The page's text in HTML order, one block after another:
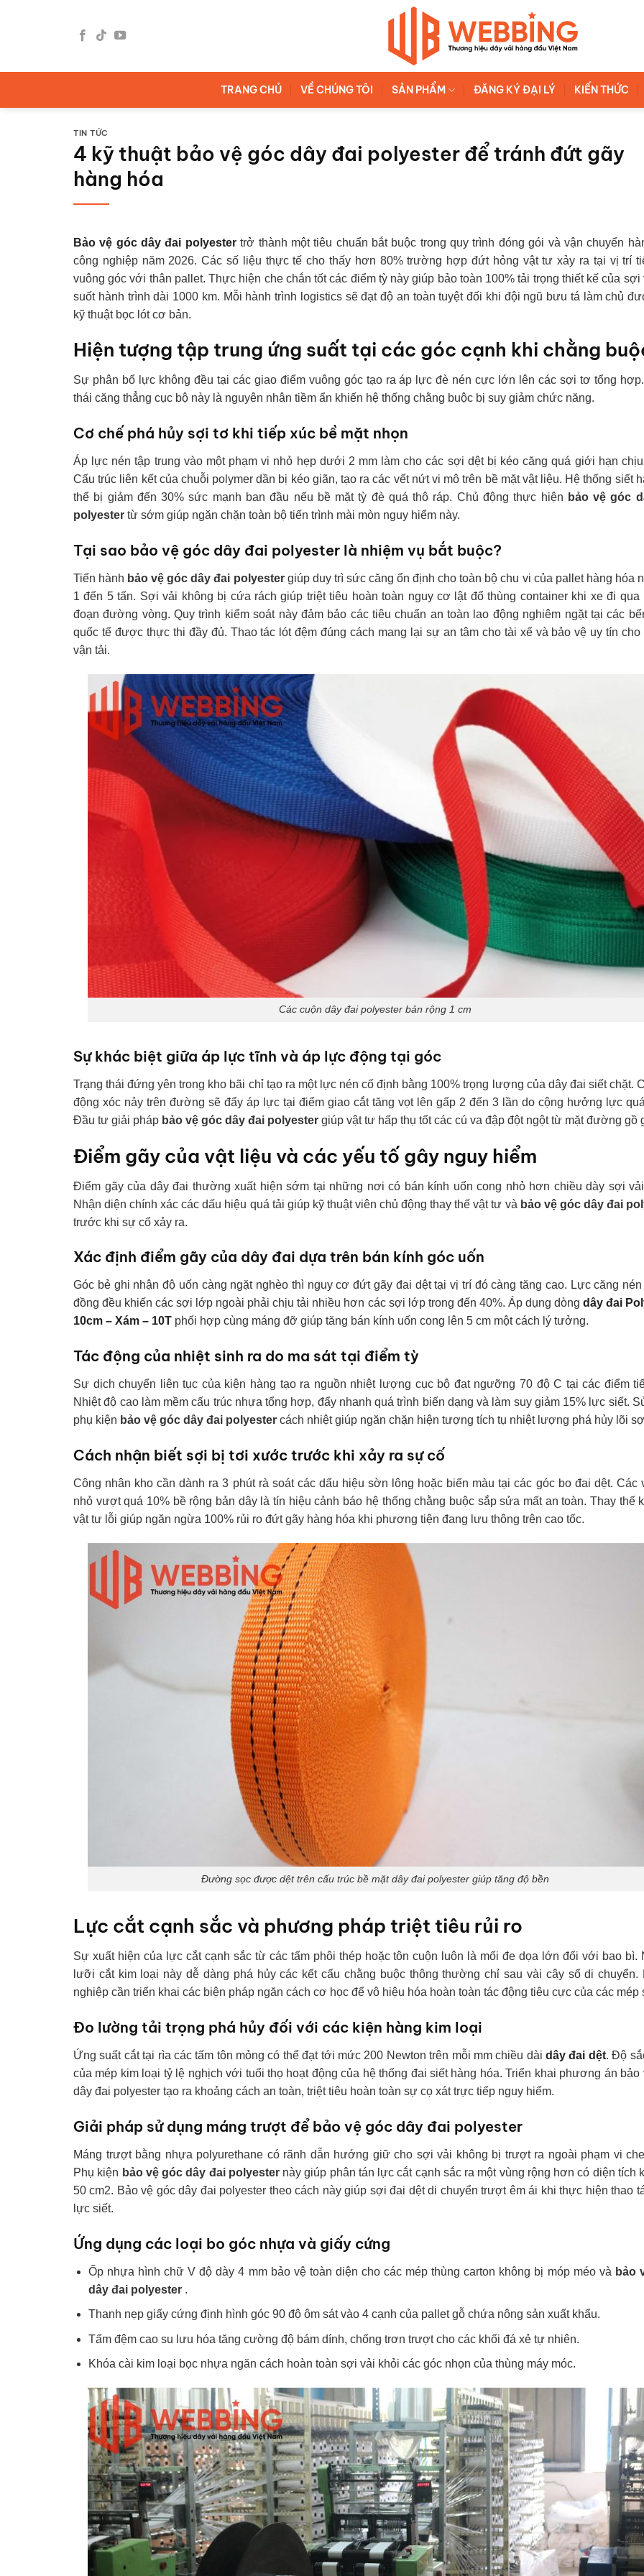
TRANG CHỦ VỀ CHÚNG TÔI SẢN PHẨM ĐĂNG KÝ ĐẠI LÝ KIẾN THỨC
TIN TỨC
4 kỹ thuật bảo vệ góc dây đai polyester để tránh đứt gãy
hàng hóa
Bảo vệ góc dây đai polyestertrở thành một tiêu chuẩn bắt buộc trong quy trình đóng gói và vận chuyển
công nghiệp năm 2026. Các số liệu thực tế cho thấy hơn 80% trường hợp đứt hỏng vật tư xảy ra tại vị trí
vuông góc với thân pallet. Thực hiện che chắn tốt các điểm tỳ này giúp bảo toàn 100% tải trọng thiết kế của sợi
suốt hành trình dài 1000 km. Mỗi hành trình logistics sẽ đạt độ an toàn tuyệt đối khi đội ngũ bưu tá làm chủ
kỹ thuật bọc lót cơ bản.
Hiện tượng tập trung ứng suất tại các góc cạnh khi chằng
Sự phân bổ lực không đều tại các giao điểm vuông góc tạo ra áp lực đè nén cực lớn lên các sợi tơ tổng
thái căng thẳng cục bộ này là nguyên nhân tiềm ẩn khiến hệ thống chằng buộc bị suy giảm chức năng.
Cơ chế phá hủy sợi tơ khi tiếp xúc bề mặt nhọn
Áp lực nén tập trung vào một phạm vi nhỏ hẹp dưới 2 mm làm cho các sợi dệt bị kéo căng quá giới hạn
Cấu trúc liên kết của chuỗi polymer dần bị kéo giãn, tạo ra các vết nứt vi mô trên bề mặt vật liệu. Hệ thống siết
thể bị giảm đến 30% sức mạnh ban đầu nếu bề mặt tỳ đè quá thô ráp. Chủ động thực hiện bảo vệ góc
polyester từ sớm giúp ngăn chặn toàn bộ tiến trình mài mòn nguy hiểm này.
Tại sao bảo vệ góc dây đai polyester là nhiệm vụ bắt buộc?
Tiến hành bảo vệ góc dây đai polyester giúp duy trì sức căng ổn định cho toàn bộ chu vi của pallet hàng hóa
1 đến 5 tấn. Sợi vải không bị cứa rách giúp triệt tiêu hoàn toàn nguy cơ lật đổ thùng container khi xe đi qua
đoạn đường vòng. Quy trình kiểm soát này đảm bảo các tiêu chuẩn an toàn lao động nghiêm ngặt tại các
quốc tế được thực thi đầy đủ. Thao tác lót đệm đúng cách mang lại sự an tâm cho tài xế và bảo vệ uy tín cho
vận tải.
Các cuộn dây đai polyester bản rộng 1 cm
Sự khác biệt giữa áp lực tĩnh và áp lực động tại góc
Trạng thái đứng yên trong kho bãi chỉ tạo ra một lực nén cố định bằng 100% trọng lượng của dây đai siết chặt.
động xóc nảy trên đường sẽ đẩy áp lực tại điểm giao cắt tăng vọt lên gấp 2 đến 3 lần do cộng hưởng lực
Đầu tư giải pháp bảo vệ góc dây đai polyester giúp vật tư hấp thụ tốt các cú va đập đột ngột từ mặt đường gồ
Điểm gãy của vật liệu và các yếu tố gây nguy hiểm
Điểm gãy của dây đai thường xuất hiện sớm tại những nơi có bán kính uốn cong nhỏ hơn chiều dày sợi
Nhận diện chính xác các dấu hiệu quá tải giúp kỹ thuật viên chủ động thay thế vật tư và bảo vệ góc dây đai
trước khi sự cố xảy ra.
Xác định điểm gãy của dây đai dựa trên bán kính góc uốn
Góc bẻ ghi nhận độ uốn càng ngặt nghèo thì nguy cơ đứt gãy đai dệt tại vị trí đó càng tăng cao. Lực căng nén
đồng đều khiến các sợi lớp ngoài phải chịu tải nhiều hơn các sợi lớp trong đến 40%. Áp dụng dòng dây đai
10cm – Xám – 10T phối hợp cùng máng đỡ giúp tăng bán kính uốn cong lên 5 cm một cách lý tưởng.
Tác động của nhiệt sinh ra do ma sát tại điểm tỳ
Sự dịch chuyển liên tục của kiện hàng tạo ra nguồn nhiệt lượng cục bộ đạt ngưỡng 70 độ C tại các điểm
Nhiệt độ cao làm mềm cấu trúc nhựa tổng hợp, đẩy nhanh quá trình biến dạng và làm suy giảm 15% lực siết.
phụ kiện bảo vệ góc dây đai polyester cách nhiệt giúp ngăn chặn hiện tượng tích tụ nhiệt lượng phá hủy lõi
Cách nhận biết sợi bị tơi xước trước khi xảy ra sự cố
Công nhân kho cần dành ra 3 phút rà soát các dấu hiệu sờn lông hoặc biến màu tại các góc bo đai dệt. Các
nhỏ vượt quá 10% bề rộng bản dây là tín hiệu cảnh báo hệ thống chằng buộc sắp sửa mất an toàn. Thay thế
vật tư lỗi giúp ngăn ngừa 100% rủi ro đứt gãy hàng hóa khi phương tiện đang lưu thông trên cao tốc.
Đường sọc được dệt trên cấu trúc bề mặt dây đai polyester giúp tăng độ bền
Lực cắt cạnh sắc và phương pháp triệt tiêu rủi ro
Sự xuất hiện của lực cắt cạnh sắc từ các tấm phôi thép hoặc tôn cuộn luôn là mối đe dọa lớn đối với bao bì.
lưỡi cắt kim loại này dễ dàng phá hủy các kết cấu chằng buộc thông thường chỉ sau vài cây số di chuyển.
nghiệp cần triển khai các biện pháp ngăn cách cơ học để vô hiệu hóa hoàn toàn tác động tiêu cực của các mép
Đo lường tải trọng phá hủy đối với các kiện hàng kim loại
Ứng suất cắt tại rìa các tấm tôn mỏng có thể đạt tới mức 200 Newton trên mỗi mm chiều dàidây đai dệt. Độ
của mép kim loại tỷ lệ nghịch với tuổi thọ hoạt động của hệ thống đai siết hàng hóa. Triển khai phương án bảo
dây đai polyester tạo ra khoảng cách an toàn, triệt tiêu hoàn toàn sự cọ xát trực tiếp nguy hiểm.
Giải pháp sử dụng máng trượt để bảo vệ góc dây đai polyester
Máng trượt bằng nhựa polyurethane có rãnh dẫn hướng giữ cho sợi vải không bị trượt ra ngoài phạm vi
Phụ kiện bảo vệ góc dây đai polyesternày giúp phân tán lực cắt cạnh sắc ra một vùng rộng hơn có diện tích
50 cm2. Bảo vệ góc dây đai polyester theo cách này giúp sợi đai dệt di chuyển trượt êm ái khi thực hiện thao
lực siết.
Ứng dụng các loại bo góc nhựa và giấy cứng
Ốp nhựa hình chữ V độ dày 4 mm bảo vệ toàn diện cho các mép thùng carton không bị móp méo và bảo
dây đai polyester.
Thanh nẹp giấy cứng định hình góc 90 độ ôm sát vào 4 cạnh của pallet gỗ chứa nông sản xuất khẩu.
Tấm đệm cao su lưu hóa tăng cường độ bám dính, chống trơn trượt cho các khối đá xẻ tự nhiên.
Khóa cài kim loại bọc nhựa ngăn cách hoàn toàn sợi vải khỏi các góc nhọn của thùng máy móc.